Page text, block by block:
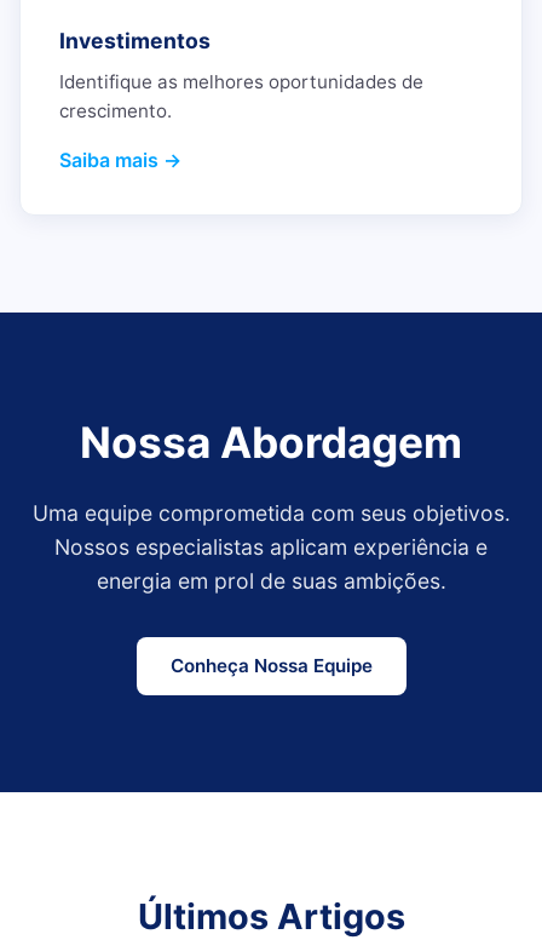
Investimentos
Identifique as melhores oportunidades de
crescimento.
Saiba mais →
Nossa Abordagem
Uma equipe comprometida com seus objetivos.
Nossos especialistas aplicam experiência e
energia em prol de suas ambições.
Conheça Nossa Equipe
Últimos Artigos